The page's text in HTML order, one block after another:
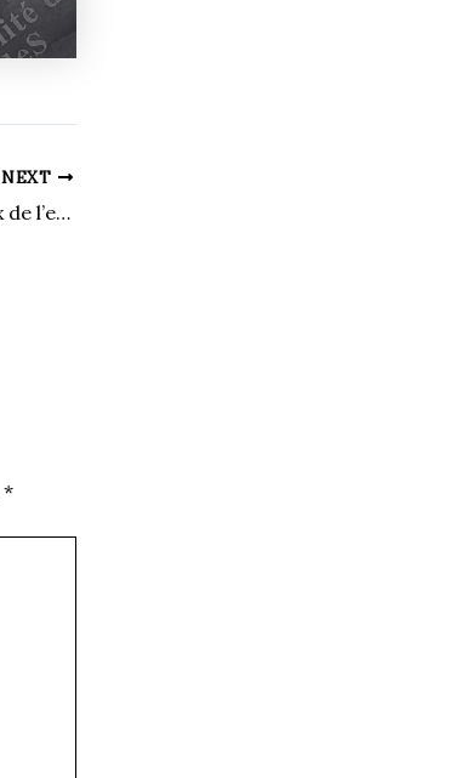
NEXT
Jean-Herman Guay : un prix de l’enseignement mérité
*